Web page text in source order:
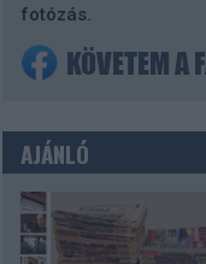
fotózás.
AJÁNLÓ